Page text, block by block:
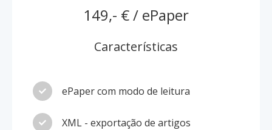
149,- € / ePaper
Características
ePaper com modo de leitura
XML - exportação de artigos